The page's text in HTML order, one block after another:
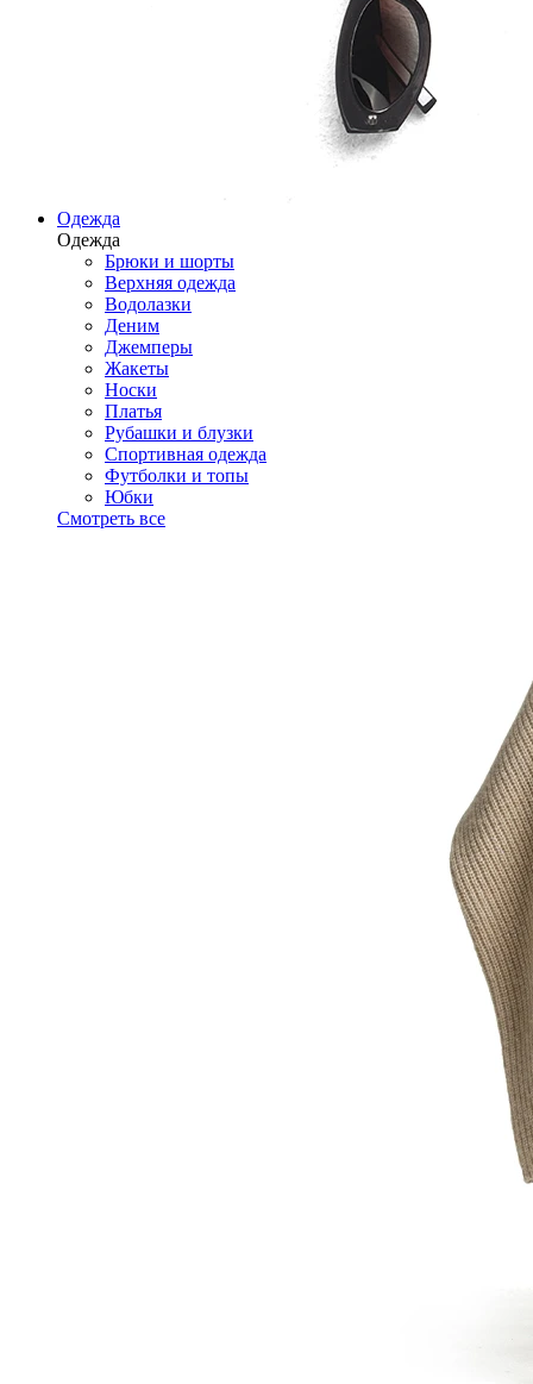
Одежда
Одежда
Брюки и шорты
Верхняя одежда
Водолазки
Деним
Джемперы
Жакеты
Носки
Платья
Рубашки и блузки
Спортивная одежда
Футболки и топы
Юбки
Смотреть все